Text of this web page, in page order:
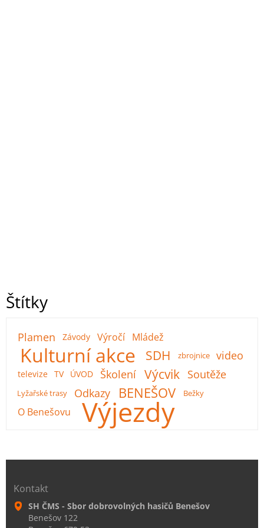
Štítky
Plamen Závody Výročí Mládež
Kulturní akce SDH zbrojnice video
televize TV ÚVOD Školení Výcvik Soutěže
Lyžařské trasy Odkazy BENEŠOV Bežky
O Benešovu Výjezdy
Kontakt
SH ČMS - Sbor dobrovolných hasičů Benešov
Benešov 122